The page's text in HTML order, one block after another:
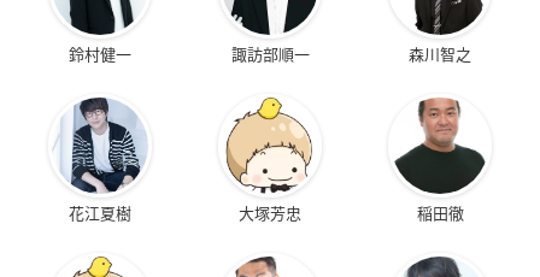
鈴村健一 諏訪部順一 森川智之
花江夏樹 大塚芳忠 稲田徹